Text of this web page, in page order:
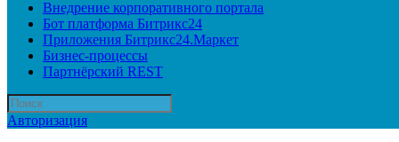
Внедрение корпоративного портала
Бот платформа Битрикс24
Приложения Битрикс24.Маркет
Бизнес-процессы
Партнёрский REST
Авторизация